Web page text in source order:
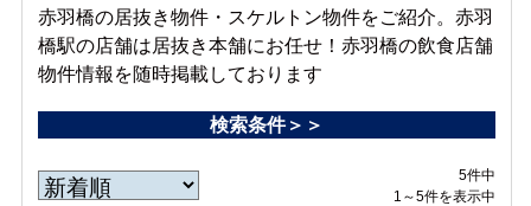
赤羽橋の居抜き物件・スケルトン物件をご紹介。赤羽
橋駅の店舗は居抜き本舗にお任せ！赤羽橋の飲食店舗
物件情報を随時掲載しております
検索条件＞＞
5件中
1～5件を表示中